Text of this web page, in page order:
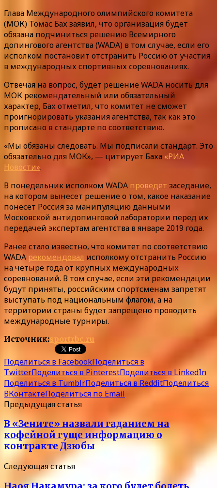
Глава Международного олимпийского комитета
(МОК) Томас Бах заявил, что организация будет
обязана подчиниться решению Всемирного
допингового агентства (WADA) в том случае, если его
исполком постановит отстранить Россию от участия
в международных спортивных соревнованиях.
Отвечая на вопрос, будет решение WADA носить для
МОК рекомендательный или обязательный
характер, Бах отметил, что комитет не сможет
проигнорировать указания агентства, так как это
прописано в стандарте по соответствию.
«Мы обязаны следовать. Мы подписали стандарт. Это
обязательно для МОК», — цитирует Баха «РИА
Новости».
В понедельник исполком WADA проведет заседание,
на котором вынесет решение о том, какое наказание
понесет Россия за манипуляцию данными
Московской антидопинговой лаборатории перед их
передачей экспертам агентства в январе 2019 года.
Ранее стало известно, что комитет по соответствию
WADA рекомендовал исполкому отстранить Россию
на четыре года от крупных международных
соревнований. В том случае, если эти рекомендации
будут приняты, российским спортсменам запретят
выступать под национальным флагом, а на
территории страны будет запрещено проводить
международные турниры.
Источник:sportrbc.ru
Поделиться в FacebookПоделиться в
TwitterПоделиться в PinterestПоделиться в LinkedIn
Поделиться в TumblrПоделиться в RedditПоделиться
ВКонтактеПоделиться по Email
Предыдущая статья
В «Зените» назвали гаданием на
кофейной гуще информацию о
контракте Дзюбы
Следующая статья